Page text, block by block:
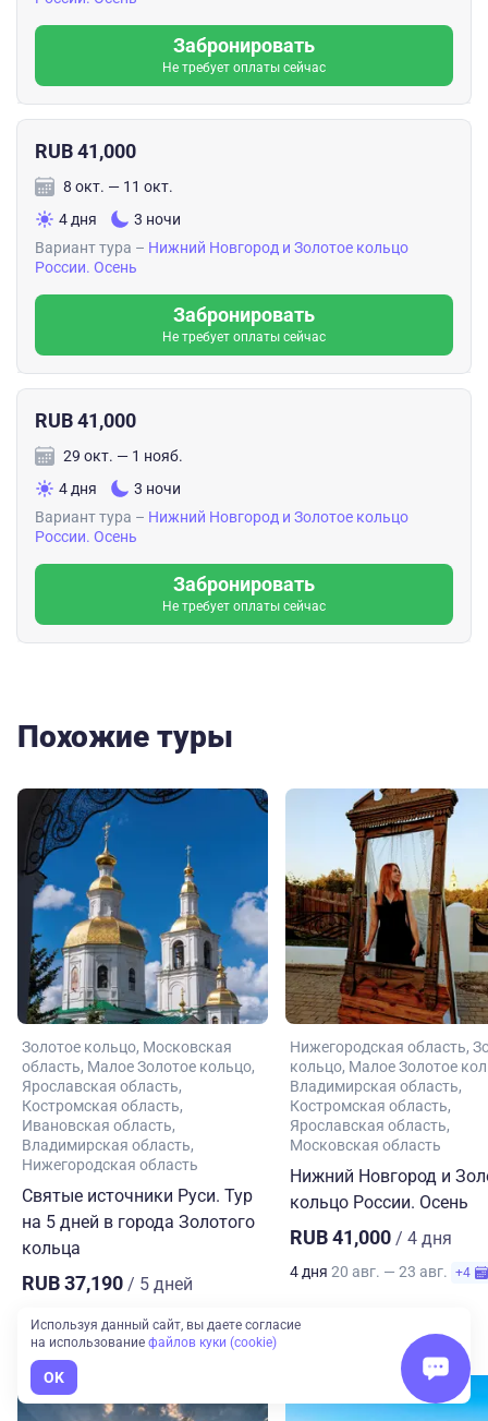
Забронировать
Не требует оплаты сейчас
RUB 41,000
8 окт. — 11 окт.
4 дня
3 ночи
Вариант тура – Нижний Новгород и Золотое кольцо
России. Осень
Забронировать
Не требует оплаты сейчас
RUB 41,000
29 окт. — 1 нояб.
4 дня
3 ночи
Вариант тура – Нижний Новгород и Золотое кольцо
России. Осень
Забронировать
Не требует оплаты сейчас
Похожие туры
Золотое кольцо Московская
область Малое Золотое кольцо
Ярославская область
Костромская область
Ивановская область
Владимирская область
Нижегородская область
Святые источники Руси. Тур
на 5 дней в города Золотого
кольца
RUB 37,190 / 5 дней
5 дней 12 авг. — 16 авг.
Нижегородская область
кольцо Малое Золотое
Владимирская область
Костромская область
Ярославская область
Московская область
Нижний Новгород и
кольцо России. Осень
RUB 41,000 / 4 дня
4 дня 20 авг. — 23 авг. +4
Используя данный сайт, вы даете согласие
на использование файлов куки (cookie)
OK